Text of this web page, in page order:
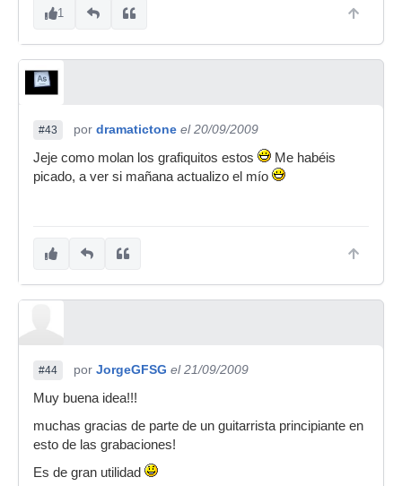
1
#43 por dramatictone el 20/09/2009
Jeje como molan los grafiquitos estos
Me habéis
picado, a ver si mañana actualizo el mío
#44 por JorgeGFSG el 21/09/2009
Muy buena idea!!!
muchas gracias de parte de un guitarrista principiante en
esto de las grabaciones!
Es de gran utilidad